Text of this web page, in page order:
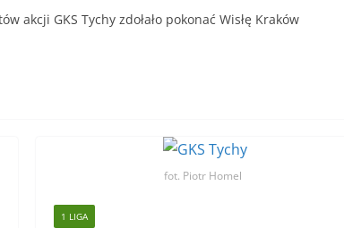
akcji GKS Tychy zdołało pokonać Wisłę Kraków
fot. Piotr Homel
1 LIGA